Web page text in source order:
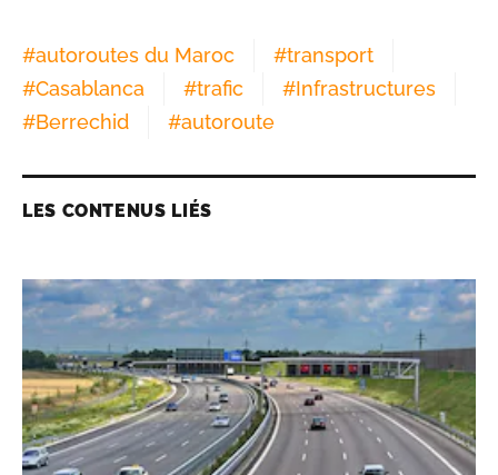
#autoroutes du Maroc #transport
#Casablanca #trafic #Infrastructures
#Berrechid #autoroute
LES CONTENUS LIÉS